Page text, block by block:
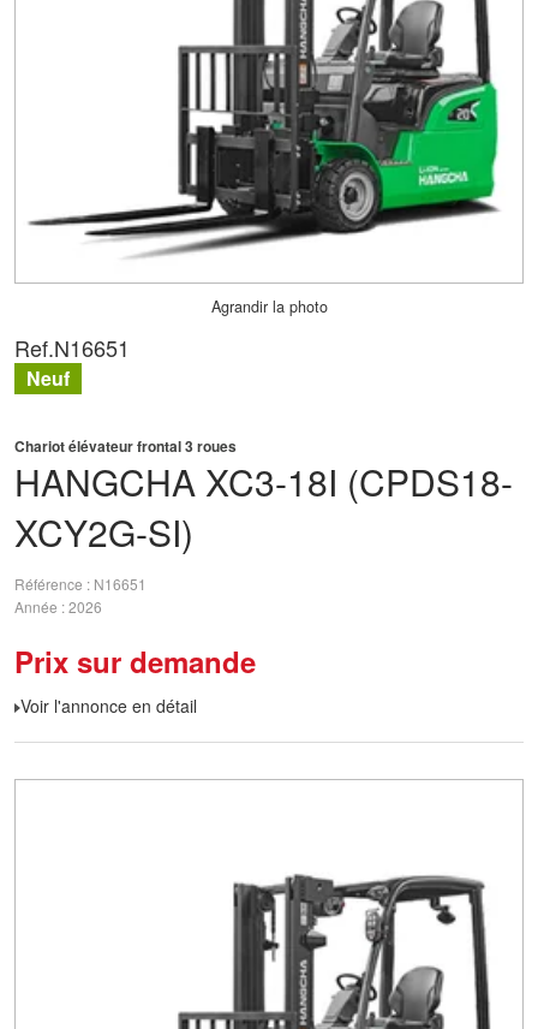
Agrandir la photo
HANGCHA XC3-18I (CPDS18-
XCY2G-SI)
Chariot élévateur frontal 3 roues
Référence
N16651
Année 2026
Prix sur demande
Voir l'annonce en détail
Ref.N16651
Neuf